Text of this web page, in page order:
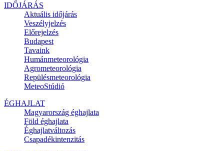
IDŐJÁRÁS
Aktuális időjárás
Veszélyjelzés
Előrejelzés
Budapest
Tavaink
Humánmeteorológia
Agrometeorológia
Repülésmeteorológia
MeteoStúdió
ÉGHAJLAT
Magyarország éghajlata
Föld éghajlata
Éghajlatváltozás
Csapadékintenzitás